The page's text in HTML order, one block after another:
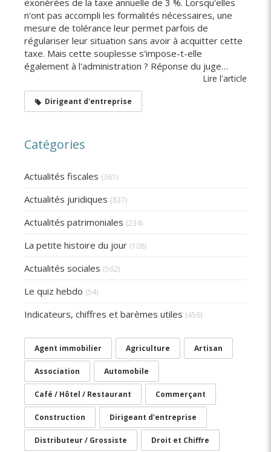
exonérées de la taxe annuelle de 3 %. Lorsqu'elles
n'ont pas accompli les formalités nécessaires, une
mesure de tolérance leur permet parfois de
régulariser leur situation sans avoir à acquitter cette
taxe. Mais cette souplesse s'impose-t-elle
également à l'administration ? Réponse du juge…
Lire l'article
Dirigeant d'entreprise
Catégories
Actualités fiscales (361)
Actualités juridiques (837)
Actualités patrimoniales (234)
La petite histoire du jour (108)
Actualités sociales (562)
Le quiz hebdo (54)
Indicateurs, chiffres et barèmes utiles (456)
Agent immobilier Agriculture Artisan
Association Automobile
Café / Hôtel / Restaurant Commerçant
Construction Dirigeant d'entreprise
Distributeur / Grossiste Droit et Chiffre